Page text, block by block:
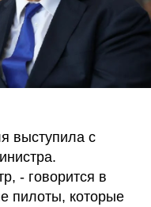
выступила с
- говорится в
пилоты, которые